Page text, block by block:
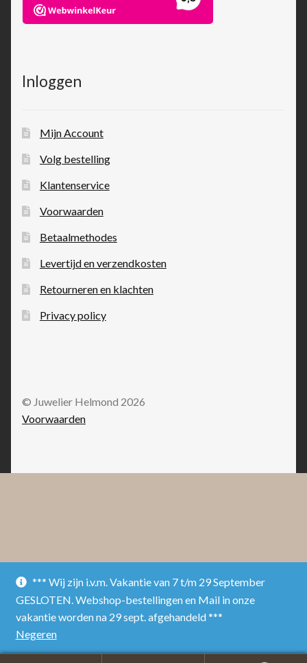
*** Wij zijn i.v.m. Vakantie van 7 t/m 29 September
GESLOTEN. Webshop-bestellingen en Mail in onze
vakantie worden na 29 sept. afgehandeld ***
Negeren
Inloggen
Mijn Account
Volg bestelling
Klantenservice
Voorwaarden
Betaalmethodes
Levertijd en verzendkosten
Retourneren en klachten
Privacy policy
© Juwelier Helmond 2026
Voorwaarden